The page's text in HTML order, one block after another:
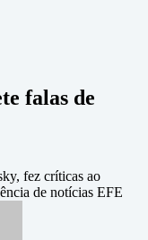
falas de
fez críticas ao
de notícias EFE